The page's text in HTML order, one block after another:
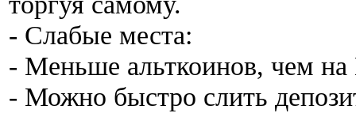
- Слабые места:
- Меньше альткоинов, чем на
- Можно быстро слить